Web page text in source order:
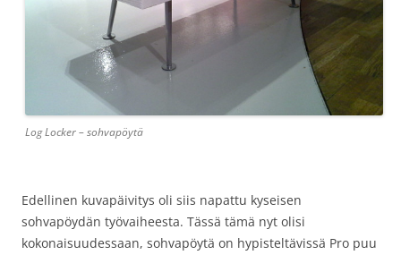
Log Locker – sohvapöytä
Edellinen kuvapäivitys oli siis napattu kyseisen
sohvapöydän työvaiheesta. Tässä tämä nyt olisi
kokonaisuudessaan, sohvapöytä on hypisteltävissä Pro puu